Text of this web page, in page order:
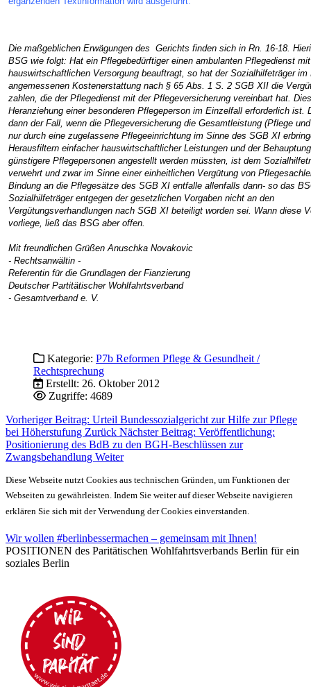
Die maßgeblichen Erwägungen des Gerichts finden sich in Rn. 16-18.
BSG wie folgt: Hat ein Pflegebedürftiger einen ambulanten Pflegedienst
hauswirtschaftlichen Versorgung beauftragt, so hat der Sozialhilfeträger im
angemessenen Kostenerstattung nach § 65 Abs. 1 S. 2 SGB XII die
zahlen, die der Pflegedienst mit der Pflegeversicherung vereinbart hat.
Heranziehung einer besonderen Pflegeperson im Einzelfall erforderlich ist.
dann der Fall, wenn die Pflegeversicherung die Gesamtleistung (Pflege
nur durch eine zugelassene Pflegeeinrichtung im Sinne des SGB XI
Herausfiltern einfacher hauswirtschaftlicher Leistungen und der
günstigere Pflegepersonen angestellt werden müssten, ist dem
verwehrt und zwar im Sinne einer einheitlichen Vergütung von
Bindung an die Pflegesätze des SGB XI entfalle allenfalls dann- so das
Sozialhilfeträger entgegen der gesetzlichen Vorgaben nicht an den
Vergütungsverhandlungen nach SGB XI beteiligt worden sei. Wann diese
vorliege, ließ das BSG aber offen.
Mit freundlichen Grüßen Anuschka Novakovic
- Rechtsanwältin -
Referentin für die Grundlagen der Fianzierung
Deutscher Partitätischer Wohlfahrtsverband
- Gesamtverband e. V.
Kategorie: P7b Reformen Pflege & Gesundheit /
Rechtsprechung
Erstellt: 26. Oktober 2012
Zugriffe: 4689
Vorheriger Beitrag: Urteil Bundessozialgericht zur Hilfe zur Pflege
bei Höherstufung Zurück Nächster Beitrag: Veröffentlichung:
Positionierung des BdB zu den BGH-Beschlüssen zur
Zwangsbehandlung Weiter
Diese Webseite nutzt Cookies aus technischen Gründen, um Funktionen der
Webseiten zu gewährleisten. Indem Sie weiter auf dieser Webseite navigieren
erklären Sie sich mit der Verwendung der Cookies einverstanden.
Wir wollen #berlinbessermachen – gemeinsam mit Ihnen!
POSITIONEN des Paritätischen Wohlfahrtsverbands Berlin für ein
soziales Berlin